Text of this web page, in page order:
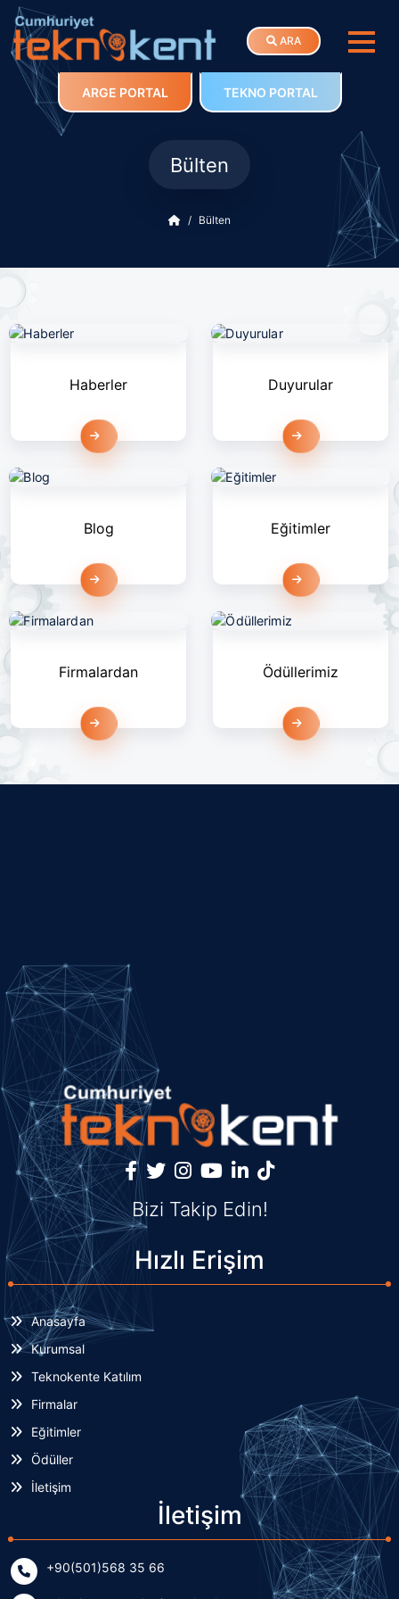
ARA
ARGE PORTAL TEKNO PORTAL
Bülten
Bülten
Haberler
Devamını Oku
Duyurular
Devamını Oku
Blog
Devamını Oku
Eğitimler
Devamını Oku
Firmalardan
Devamını Oku
Ödüllerimiz
Devamını Oku
Bizi Takip Edin!
Hızlı Erişim
Anasayfa
Kurumsal
Teknokente Katılım
Firmalar
Eğitimler
Ödüller
İletişim
İletişim
+90(501)568 35 66